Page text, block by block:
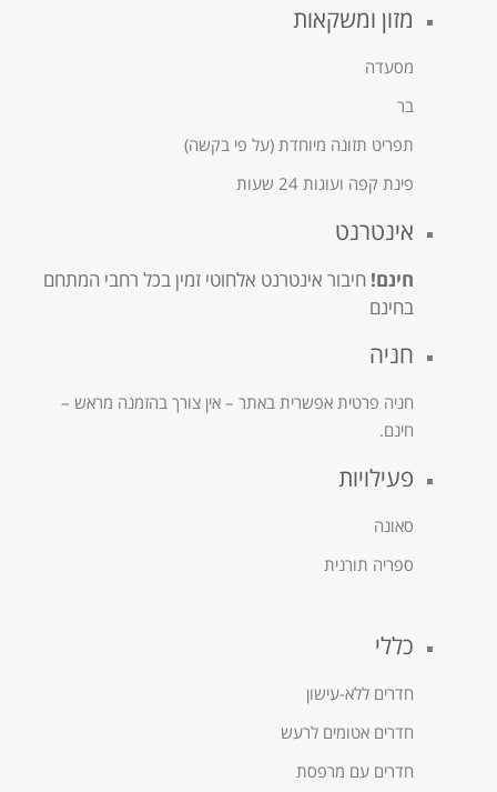
מזון ומשקאות
מסעדה
בר
תפריט תזונה מיוחדת (על פי בקשה)
פינת קפה ועוגות 24 שעות
אינטרנט
חינם! חיבור אינטרנט אלחוטי זמין בכל רחבי המתחם
בחינם
חניה
חניה פרטית אפשרית באתר – אין צורך בהזמנה מראש –
חינם.
פעילויות
סאונה
ספריה תורנית
כללי
חדרים ללא-עישון
חדרים אטומים לרעש
חדרים עם מרפסת